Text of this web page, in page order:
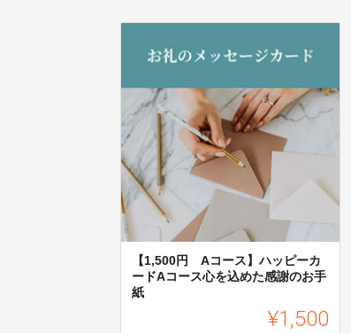
【1,500円 Aコース】ハッピーカ
ードAコース心を込めた感謝のお手
紙
¥1,500